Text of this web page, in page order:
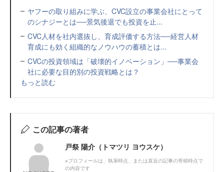
ヤフーの取り組みに学ぶ、CVC設立の事業会社にとって
のシナジーとは──景気後退でも投資を止...
CVC人材を社内選抜し、育成評価する方法──経営人材
育成にも効く組織的なノウハウの蓄積とは...
CVCの投資領域は「破壊的イノベーション」──事業会
社に必要な目的別の投資戦略とは？
もっと読む
この記事の著者
戸祭 陽介（トマツリ ヨウスケ）
※プロフィールは、執筆時点、または直近の記事の寄稿時点で
の内容です